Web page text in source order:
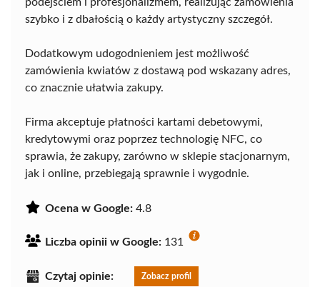
podejściem i profesjonalizmem, realizując zamówienia
szybko i z dbałością o każdy artystyczny szczegół.
Dodatkowym udogodnieniem jest możliwość
zamówienia kwiatów z dostawą pod wskazany adres,
co znacznie ułatwia zakupy.
Firma akceptuje płatności kartami debetowymi,
kredytowymi oraz poprzez technologię NFC, co
sprawia, że zakupy, zarówno w sklepie stacjonarnym,
jak i online, przebiegają sprawnie i wygodnie.
Ocena w Google: 4.8
Liczba opinii w Google: 131
Czytaj opinie: Zobacz profil